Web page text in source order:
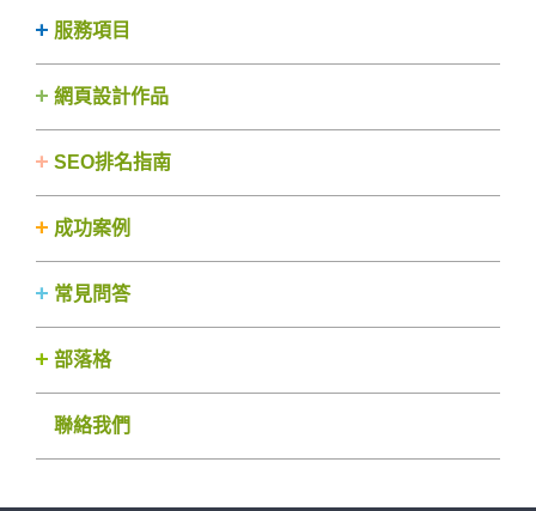
服務項目
網頁設計作品
SEO排名指南
成功案例
常見問答
部落格
聯絡我們